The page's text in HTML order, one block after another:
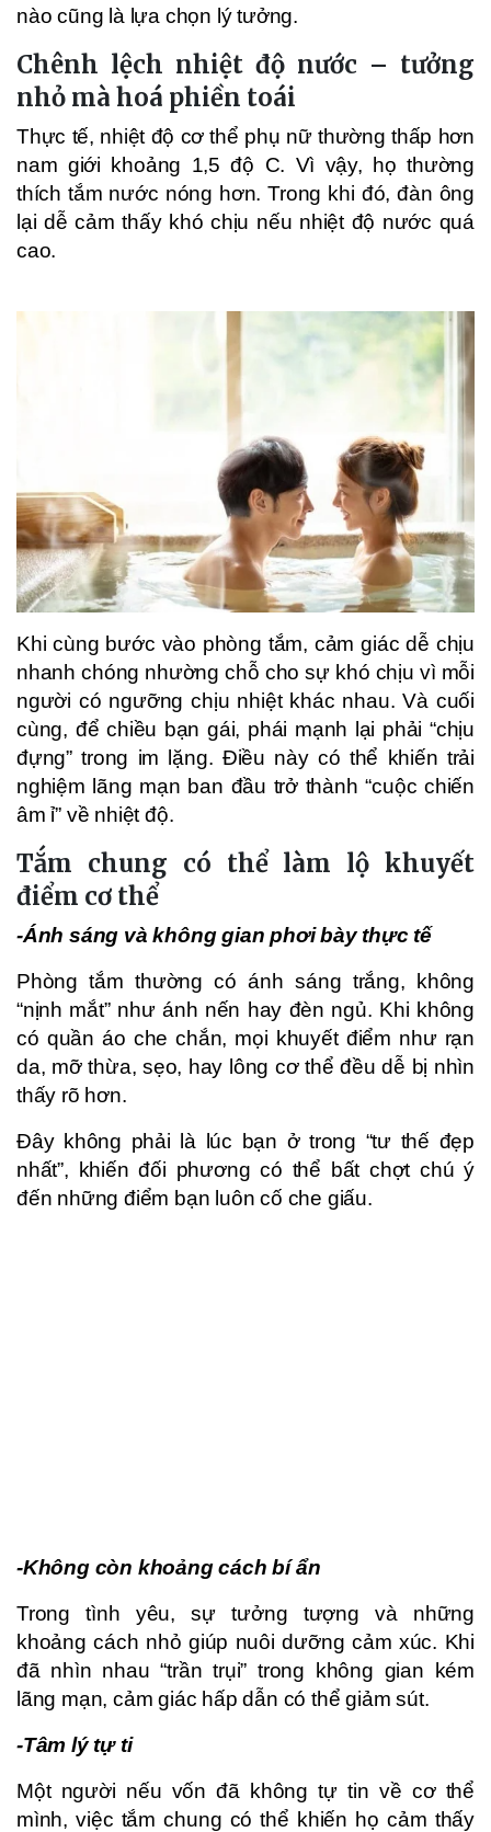
nào cũng là lựa chọn lý tưởng.
Chênh lệch nhiệt độ nước – tưởng
nhỏ mà hoá phiền toái
Thực tế, nhiệt độ cơ thể phụ nữ thường thấp hơn
nam giới khoảng 1,5 độ C. Vì vậy, họ thường
thích tắm nước nóng hơn. Trong khi đó, đàn ông
lại dễ cảm thấy khó chịu nếu nhiệt độ nước quá
cao.
Khi cùng bước vào phòng tắm, cảm giác dễ chịu
nhanh chóng nhường chỗ cho sự khó chịu vì mỗi
người có ngưỡng chịu nhiệt khác nhau. Và cuối
cùng, để chiều bạn gái, phái mạnh lại phải “chịu
đựng” trong im lặng. Điều này có thể khiến trải
nghiệm lãng mạn ban đầu trở thành “cuộc chiến
âm ỉ” về nhiệt độ.
Tắm chung có thể làm lộ khuyết
điểm cơ thể
-Ánh sáng và không gian phơi bày thực tế
Phòng tắm thường có ánh sáng trắng, không
“nịnh mắt” như ánh nến hay đèn ngủ. Khi không
có quần áo che chắn, mọi khuyết điểm như rạn
da, mỡ thừa, sẹo, hay lông cơ thể đều dễ bị nhìn
thấy rõ hơn.
Đây không phải là lúc bạn ở trong “tư thế đẹp
nhất”, khiến đối phương có thể bất chợt chú ý
đến những điểm bạn luôn cố che giấu.
-Không còn khoảng cách bí ẩn
Trong tình yêu, sự tưởng tượng và những
khoảng cách nhỏ giúp nuôi dưỡng cảm xúc. Khi
đã nhìn nhau “trần trụi” trong không gian kém
lãng mạn, cảm giác hấp dẫn có thể giảm sút.
-Tâm lý tự ti
Một người nếu vốn đã không tự tin về cơ thể
mình, việc tắm chung có thể khiến họ cảm thấy